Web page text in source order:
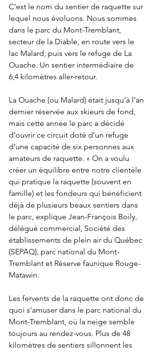
C’est le nom du sentier de raquette sur
lequel nous évoluons. Nous sommes
dans le parc du Mont-Tremblant,
secteur de la Diable, en route vers le
lac Malard, puis vers le refuge de La
Ouache. Un sentier intermédiaire de
6,4 kilomètres aller-retour.
La Ouache (ou Malard) était jusqu’à l’an
dernier réservée aux skieurs de fond,
mais cette année le parc a décidé
d’ouvrir ce circuit doté d’un refuge
d’une capacité de six personnes aux
amateurs de raquette. « On a voulu
créer un équilibre entre notre clientèle
qui pratique la raquette (souvent en
famille) et les fondeurs qui bénéficient
déjà de plusieurs beaux sentiers dans
le parc, explique Jean-François Boily,
délégué commercial, Société des
établissements de plein air du Québec
(SEPAQ), parc national du Mont-
Tremblant et Réserve faunique Rouge-
Matawin.
Les fervents de la raquette ont donc de
quoi s’amuser dans le parc national du
Mont-Tremblant, où la neige semble
toujours au rendez-vous. Plus de 48
kilomètres de sentiers sillonnent les